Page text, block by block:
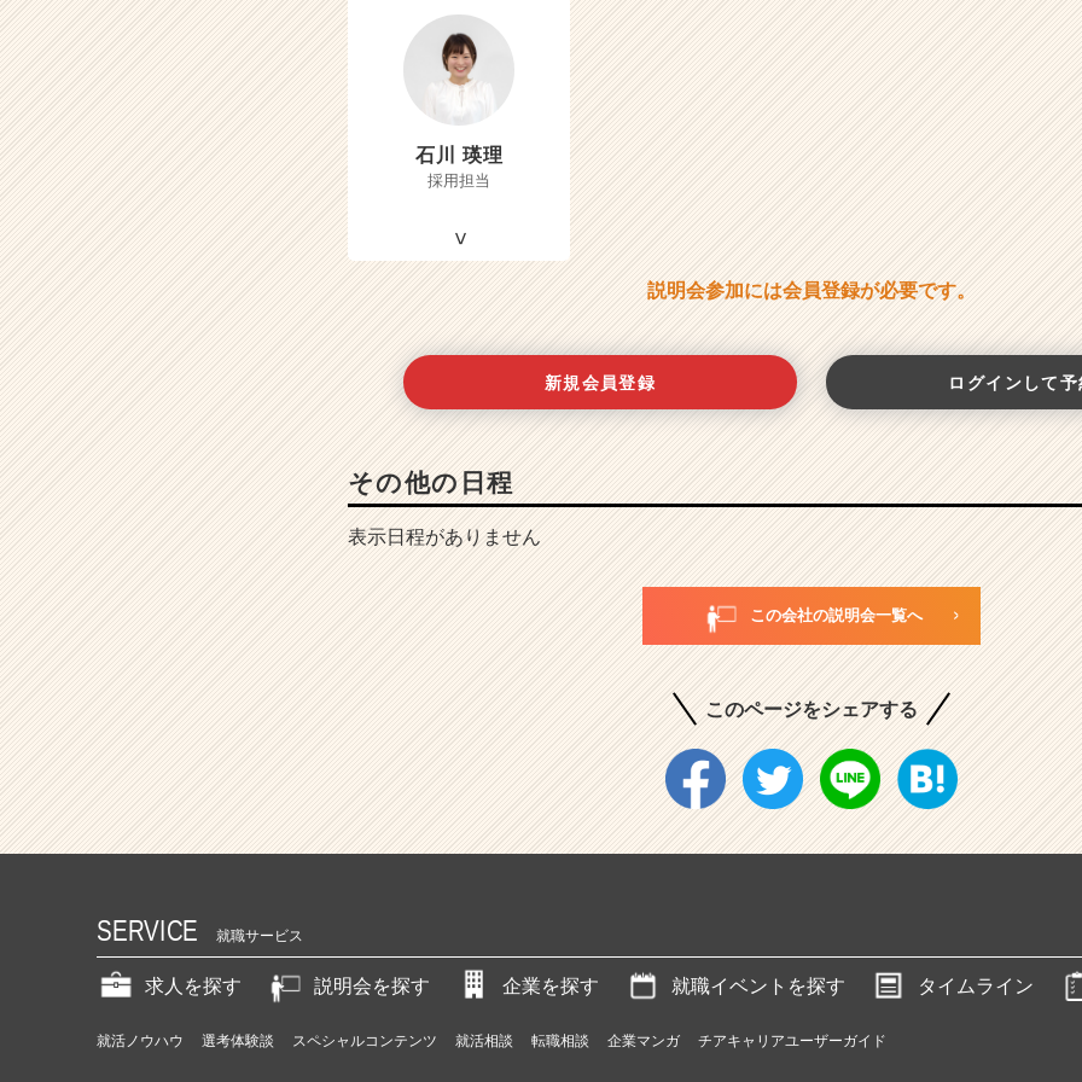
石川 瑛理
採用担当
説明会参加には会員登録が必要です。
新規会員登録 ログインして
その他の日程
表示日程がありません
この会社の説明会一覧へ
このページをシェアする
SERVICE 就職サービス
求人を探す 説明会を探す 企業を探す 就職イベントを探す タイムライン
就活ノウハウ 選考体験談 スペシャルコンテンツ 就活相談 転職相談 企業マンガ チアキャリアユーザーガイド